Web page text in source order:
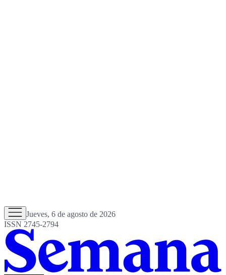
Jueves, 6 de agosto de 2026
ISSN 2745-2794